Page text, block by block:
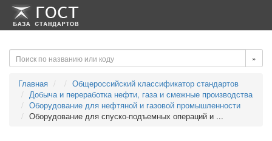
-->-->
»
Главная
Общероссийский классификатор стандартов
Добыча и переработка нефти, газа и смежные производства
Оборудование для нефтяной и газовой промышленности
Оборудование для спуско-подъемных операций и ...